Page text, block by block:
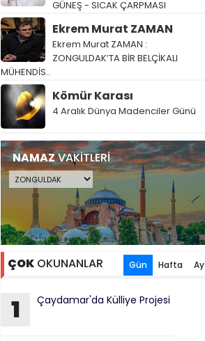
GÜNEŞ - SICAK ÇARPMASI
Ekrem Murat ZAMAN
Ekrem Murat ZAMAN :
ZONGULDAK’TA BİR BELÇİKALI
MÜHENDİS..
Kömür Karası
4 Aralık Dünya Madenciler Günü
NAMAZVAKİTLERİ
ÇOK OKUNANLAR Gün Hafta Ay
1 Çaydamar'da Külliye Projesi